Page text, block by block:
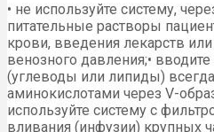
• не используйте систему,
питательные растворы
крови, введения лекарств
венозного давления;•
(углеводы или липиды)
аминокислотами через V-
используйте систему с
вливания (инфузии) крупных